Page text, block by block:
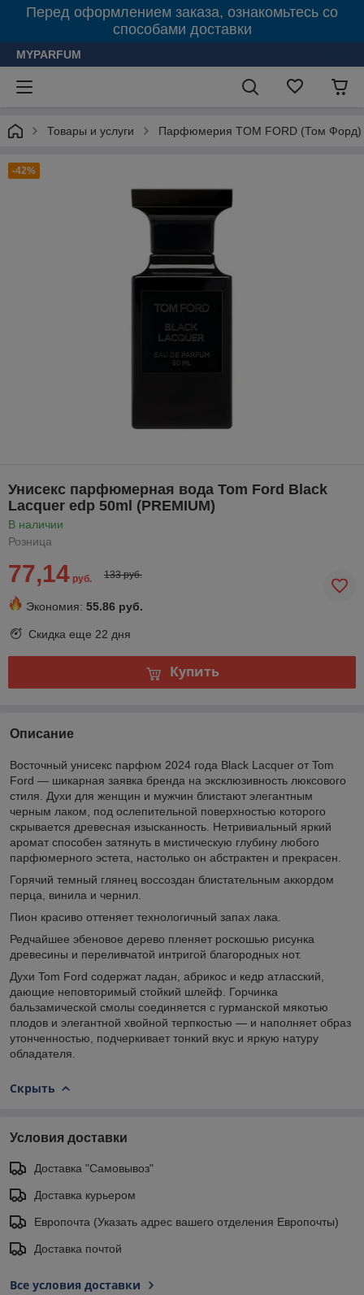
Перед оформлением заказа, ознакомьтесь со
способами доставки
MYPARFUM
Товары и услуги Парфюмерия TOM FORD (Том Форд)
-42%
Унисекс парфюмерная вода Tom Ford Black
Lacquer edp 50ml (PREMIUM)
В наличии
Розница
77,14 руб. 133 руб.
Экономия: 55.86 руб.
Скидка еще 22 дня
Купить
Описание
Восточный унисекс парфюм 2024 года Black Lacquer от Tom
Ford — шикарная заявка бренда на эксклюзивность люксового
стиля. Духи для женщин и мужчин блистают элегантным
черным лаком, под ослепительной поверхностью которого
скрывается древесная изысканность. Нетривиальный яркий
аромат способен затянуть в мистическую глубину любого
парфюмерного эстета, настолько он абстрактен и прекрасен.
Горячий темный глянец воссоздан блистательным аккордом
перца, винила и чернил.
Пион красиво оттеняет технологичный запах лака.
Редчайшее эбеновое дерево пленяет роскошью рисунка
древесины и переливчатой интригой благородных нот.
Духи Tom Ford содержат ладан, абрикос и кедр атласский,
дающие неповторимый стойкий шлейф. Горчинка
бальзамической смолы соединяется с гурманской мякотью
плодов и элегантной хвойной терпкостью — и наполняет образ
утонченностью, подчеркивает тонкий вкус и яркую натуру
обладателя.
Скрыть
Условия доставки
Доставка "Самовывоз"
Доставка курьером
Европочта (Указать адрес вашего отделения Европочты)
Доставка почтой
Все условия доставки